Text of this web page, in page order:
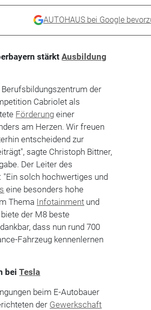
AUTOHAUS bei Google
stärktAusbildung
der
Cabriolet als
Förderung einer
am Herzen. Wir freuen
entscheidend zur
sagte Christoph Bittner,
Der Leiter des
"Ein solch hochwertiges und
eine besonders hohe
Thema Infotainment und
der M8 beste
dass nun rund 700
Fahrzeug kennenlernen
beiTesla
beim E-Autobauer
der Gewerkschaft